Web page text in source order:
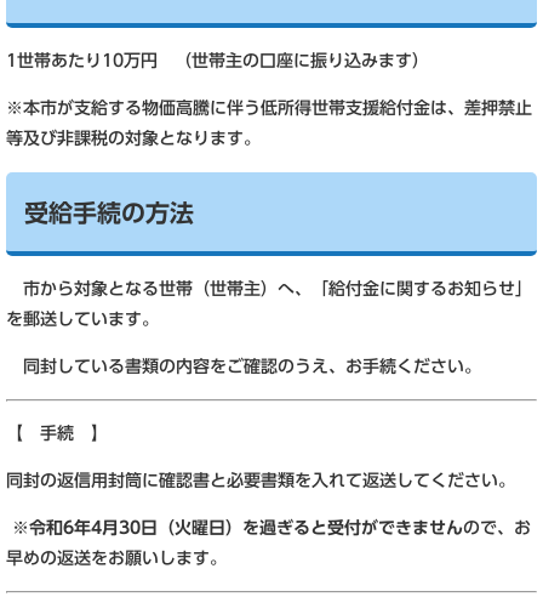
1世帯あたり10万円 （世帯主の口座に振り込みます）
※本市が支給する物価高騰に伴う低所得世帯支援給付金は、差押禁止
等及び非課税の対象となります。
受給手続の方法
市から対象となる世帯（世帯主）へ、「給付金に関するお知らせ」
を郵送しています。
同封している書類の内容をご確認のうえ、お手続ください。
【 手続 】
同封の返信用封筒に確認書と必要書類を入れて返送してください。
※令和6年4月30日（火曜日）を過ぎると受付ができませんので、お
早めの返送をお願いします。